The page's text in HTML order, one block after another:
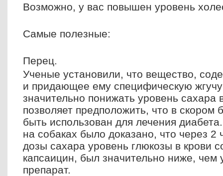
Возможно, у вас повышен уровень
Самые полезные:
Перец.
Ученые установили, что вещество,
и придающее ему специфическую
значительно понижать уровень сахара
позволяет предположить, что в
быть использован для лечения
на собаках было доказано, что через 2
дозы сахара уровень глюкозы в крови
капсаицин, был значительно ниже, чем
препарат.